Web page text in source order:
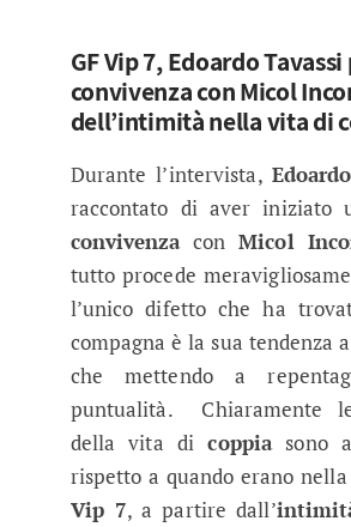
GF Vip 7, Edoardo
convivenza con Micol
dell’intimità nella vita di
Durante l’intervista,
raccontato di aver iniziato
convivenzaconMicol
tutto procede
l’unico difetto che ha
compagna è la sua tendenza
che mettendo a
puntualità. Chiaramente
della vita dicoppiasono
rispetto a quando erano
Vip 7, a partire dall’